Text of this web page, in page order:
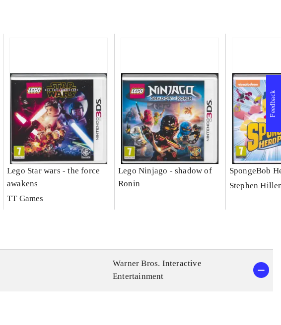
Lego Star wars - the force
awakens
TT Games
Lego Ninjago - shadow of
Ronin
SpongeBob
Stephen
Warner Bros. Interactive
Entertainment
Feedback